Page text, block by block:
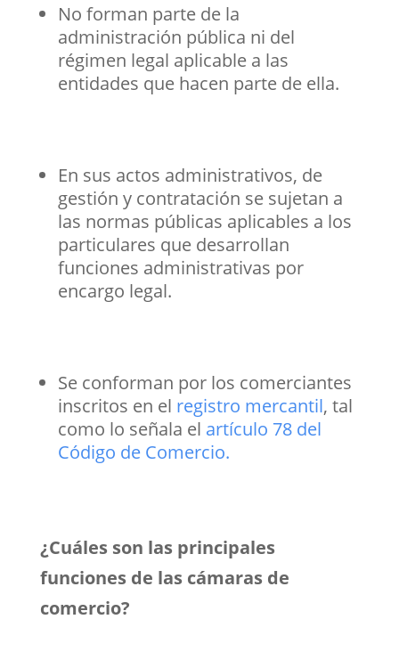
No forman parte de la
administración pública ni del
régimen legal aplicable a las
entidades que hacen parte de ella.
En sus actos administrativos, de
gestión y contratación se sujetan a
las normas públicas aplicables a los
particulares que desarrollan
funciones administrativas por
encargo legal.
Se conforman por los comerciantes
inscritos en el registro mercantil, tal
como lo señala el artículo 78 del
Código de Comercio.
¿Cuáles son las principales
funciones de las cámaras de
comercio?